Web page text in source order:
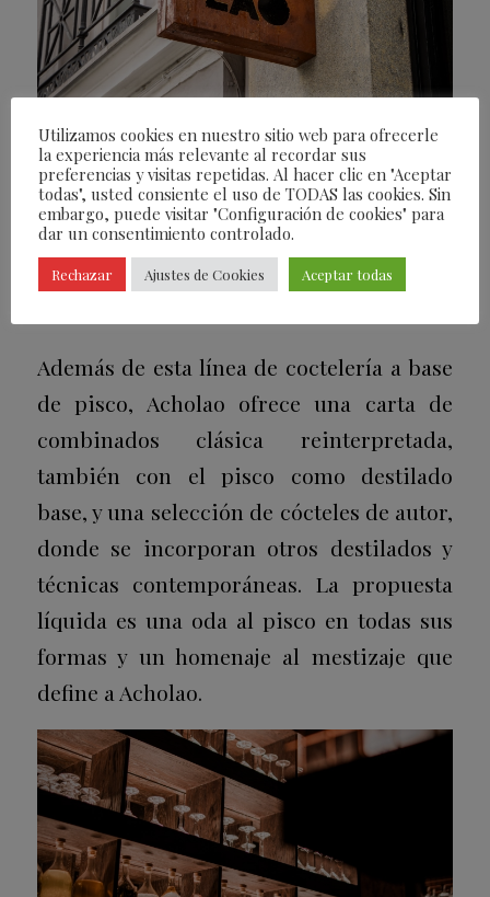
Con esta base se elaboran cócteles como
Pisco Sours, Chilcanos, Mojitos, Spritz y
Pisco Tonics, para ofrecer una
experiencia única que no se encuentra en
Además de esta línea de coctelería a base
de pisco, Acholao ofrece una carta de
combinados clásica reinterpretada,
también con el pisco como destilado
base, y una selección de cócteles de autor,
donde se incorporan otros destilados y
técnicas contemporáneas. La propuesta
líquida es una oda al pisco en todas sus
formas y un homenaje al mestizaje que
define a Acholao.
Utilizamos cookies en nuestro sitio web para ofrecerle
la experiencia más relevante al recordar sus
preferencias y visitas repetidas. Al hacer clic en "Aceptar
todas", usted consiente el uso de TODAS las cookies. Sin
embargo, puede visitar "Configuración de cookies" para
dar un consentimiento controlado.
Rechazar Ajustes de Cookies Aceptar todas